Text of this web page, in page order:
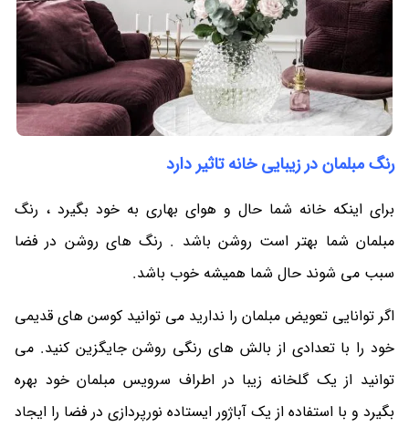
رنگ مبلمان در زیبایی خانه تاثیر دارد
برای اینکه خانه شما حال و هوای بهاری به خود بگیرد ، رنگ
مبلمان شما بهتر است روشن باشد . رنگ های روشن در فضا
سبب می شوند حال شما همیشه خوب باشد.
اگر توانایی تعویض مبلمان را ندارید می توانید کوسن های قدیمی
خود را با تعدادی از بالش های رنگی روشن جایگزین کنید. می
توانید از یک گلخانه زیبا در اطراف سرویس مبلمان خود بهره
بگیرد و با استفاده از یک آباژور ایستاده نورپردازی در فضا را ایجاد